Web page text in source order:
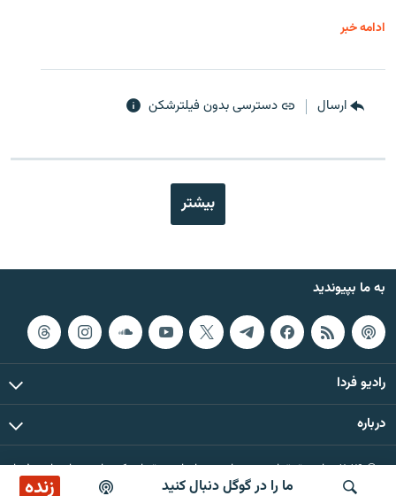
ما را در گوگل دنبال کنید زنده
ادامه خبر
ارسال دسترسی بدون فیلترشکن
بیشتر
به ما بپیوندید
رادیو فردا
درباره
© ۲۰۲۶ تمام حقوق این وب‌سایت، بر اساس مقررات کپی‌رایت، برای رادیو فردا
محفوظ است.